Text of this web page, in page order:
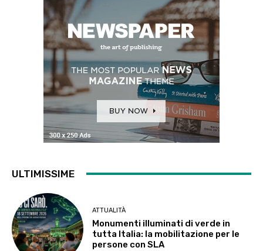
ULTIMISSIME
ATTUALITÀ
Monumenti illuminati di verde in
tutta Italia: la mobilitazione per le
persone con SLA